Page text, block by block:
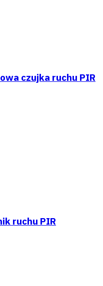
czujka ruchu PIR
ruchu PIR